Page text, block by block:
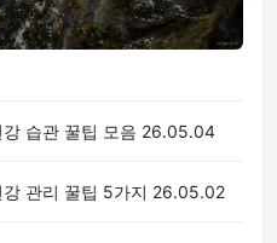
습관 꿀팁 모음 26.05.04
관리 꿀팁 5가지 26.05.02